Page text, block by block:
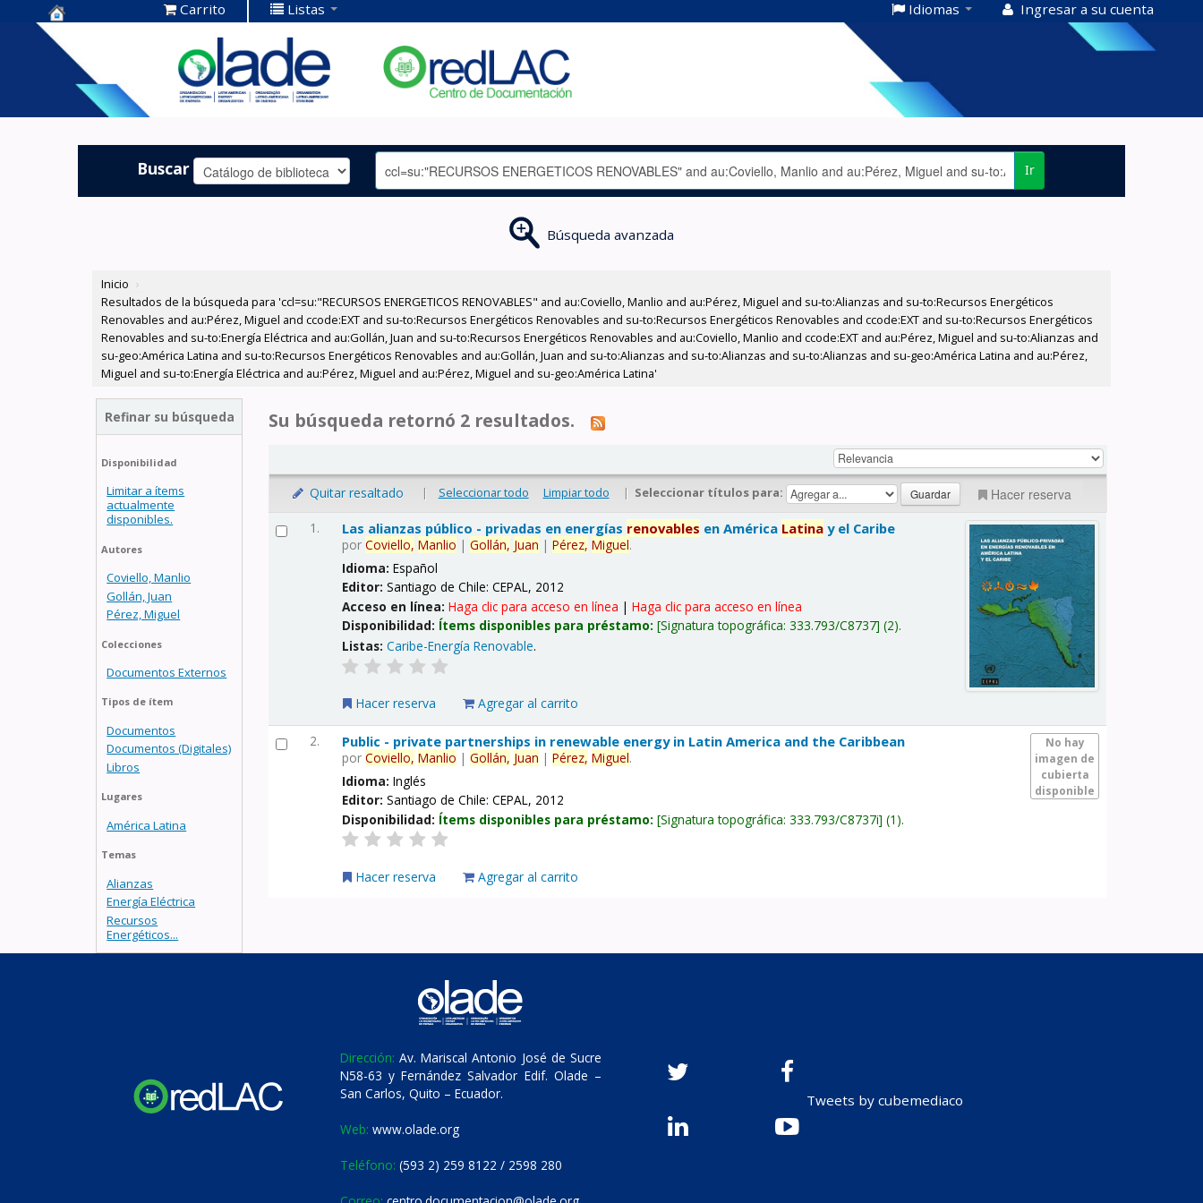
Centro de
Documentación
OLADE -
Carrito Listas Idiomas Ingresar a su cuenta
Buscar Ir
Búsqueda avanzada
Inicio ›
Resultados de la búsqueda para 'ccl=su:"RECURSOS ENERGETICOS RENOVABLES" and au:Coviello, Manlio and au:Pérez, Miguel and su-to:Alianzas and su-to:Recursos Energéticos
Renovables and au:Pérez, Miguel and ccode:EXT and su-to:Recursos Energéticos Renovables and su-to:Recursos Energéticos Renovables and ccode:EXT and su-to:Recursos Energéticos
Renovables and su-to:Energía Eléctrica and au:Gollán, Juan and su-to:Recursos Energéticos Renovables and au:Coviello, Manlio and ccode:EXT and au:Pérez, Miguel and su-to:Alianzas and
su-geo:América Latina and su-to:Recursos Energéticos Renovables and au:Gollán, Juan and su-to:Alianzas and su-to:Alianzas and su-to:Alianzas and su-geo:América Latina and au:Pérez,
Miguel and su-to:Energía Eléctrica and au:Pérez, Miguel and au:Pérez, Miguel and su-geo:América Latina'
Refinar su búsqueda
Disponibilidad
Limitar a ítems
actualmente
disponibles.
Autores
Coviello, Manlio
Gollán, Juan
Pérez, Miguel
Colecciones
Documentos Externos
Tipos de ítem
Documentos
Documentos (Digitales)
Libros
Lugares
América Latina
Temas
Alianzas
Energía Eléctrica
Recursos
Energéticos...
Su búsqueda retornó 2 resultados.
Quitar resaltado | Seleccionar todo Limpiar todo | Seleccionar títulos para: Hacer reserva
1. Las alianzas público - privadas en energías renovables en América Latina y el Caribe
porCoviello, Manlio |Gollán, Juan |Pérez, Miguel.
Idioma:Español
Editor:Santiago de Chile: CEPAL, 2012
Acceso en línea:Haga clic para acceso en línea |Haga clic para acceso en línea
Disponibilidad: Ítems disponibles para préstamo: Signatura topográfica:333.793/C8737 (2).
Listas: Caribe-Energía Renovable.
Hacer reserva Agregar al carrito
2.
No hay
imagen de
cubierta
disponible
Public - private partnerships in renewable energy in Latin America and the Caribbean
porCoviello, Manlio |Gollán, Juan |Pérez, Miguel.
Idioma:Inglés
Editor:Santiago de Chile: CEPAL, 2012
Disponibilidad: Ítems disponibles para préstamo: Signatura topográfica:333.793/C8737i (1).
Hacer reserva Agregar al carrito
Dirección: Av. Mariscal Antonio José de Sucre
N58-63 y Fernández Salvador Edif. Olade –
San Carlos, Quito – Ecuador.
Web: www.olade.org
Teléfono: (593 2) 259 8122 / 2598 280
Tweets by cubemediaco